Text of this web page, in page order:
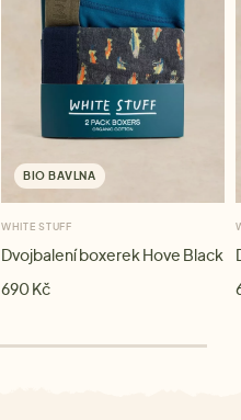
BIO BAVLNA
WHITE STUFF
Dvojbalení boxerek Hove Black
690 Kč